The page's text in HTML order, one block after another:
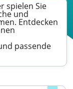
spielen Sie
und
Entdecken
passende